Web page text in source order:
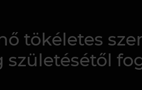
tökéletes
születésétől